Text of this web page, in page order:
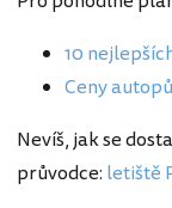
10
Ceny
Nevíš, jak se
průvodce: letiště